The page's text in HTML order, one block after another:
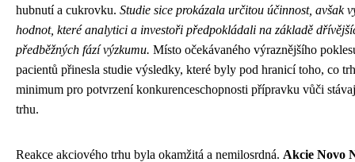
hubnutí a cukrovku. Studie sice prokázala určitou účinnost, avšak
hodnot, které analytici a investoři předpokládali na základě
předběžných fází výzkumu. Místo očekávaného výraznějšího
pacientů přinesla studie výsledky, které byly pod hranicí toho, co
minimum pro potvrzení konkurenceschopnosti přípravku vůči
trhu.
Reakce akciového trhu byla okamžitá a nemilosrdná. Akcie Novo